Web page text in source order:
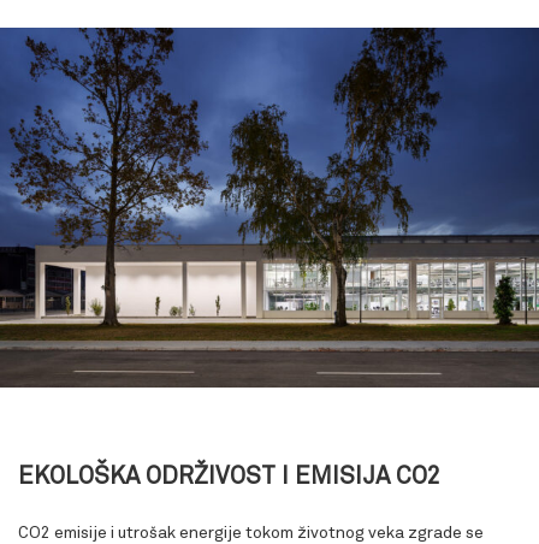
EKOLOŠKA ODRŽIVOST I EMISIJA CO2
CO2 emisije i utrošak energije tokom životnog veka zgrade se